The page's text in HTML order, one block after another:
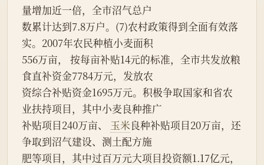
量增加近一倍，全市沼气总户
数累计达到7.8万户。(7)农村政策得到全面有效落
实。2007年农民种植小麦面积
556万亩， 按每亩补贴14元的标准，全市共发放粮
食直补资金7784万元，发放农
资综合补贴资金1695万元。积极争取国家和省农
业扶持项目，其中小麦良种推广
补贴项目240万亩、 玉米良种补贴项目20万亩，还
争取到沼气建设、测土配方施
肥等项目，其中过百万元大项目投资额1.17亿元，